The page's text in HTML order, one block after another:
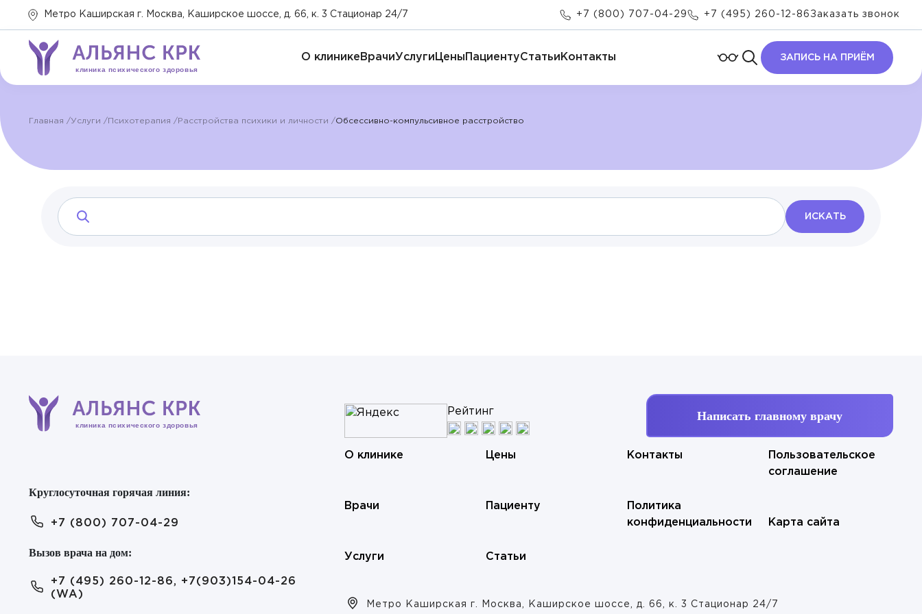
Метро Каширская г. Москва, Каширское шоссе, д. 66, к. 3 Стационар 24/7 +7 (800) 707-04-29 +7 (495) 260-12-86 Заказать звонок
клиника психического здоровья
О клинике ВрачиУслуги Цены ПациентуСтатьи Контакты ЗАПИСЬ НА ПРИЁМ
Главная Услуги Психотерапия Расстройства психики и личности Обсессивно-компульсивное расстройство
ИСКАТЬ
клиника психического здоровья
Круглосуточная горячая линия:
+7 (800) 707-04-29
Вызов врача на дом:
+7 (495) 260-12-86, +7(903)154-04-26
(WA)
Рейтинг Написать главному врачу
О клинике
Врачи
Услуги
Цены
Пациенту
Статьи
Контакты
Политика
конфиденциальности
Пользовательское
соглашение
Карта сайта
Метро Каширская г. Москва, Каширское шоссе, д. 66, к. 3 Стационар 24/7